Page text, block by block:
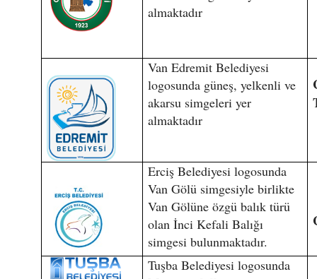
almaktadır
Van Edremit Belediyesi
logosunda güneş, yelkenli ve
akarsu simgeleri yer
almaktadır
Erciş Belediyesi logosunda
Van Gölü simgesiyle birlikte
Van Gölüne özgü balık türü
olan İnci Kefali Balığı
simgesi bulunmaktadır.
Tuşba Belediyesi logosunda